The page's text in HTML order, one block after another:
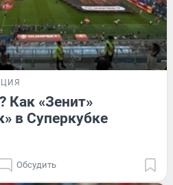
Как «Зенит»
в Суперкубке
Обсудить